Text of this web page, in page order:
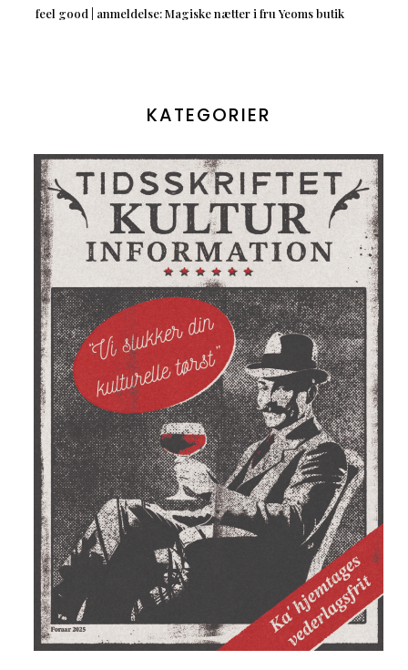
feel good | anmeldelse: Magiske nætter i fru Yeoms butik
KATEGORIER